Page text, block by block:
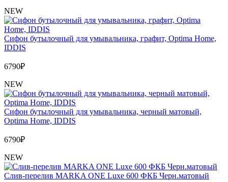
NEW
Сифон бутылочный для умывальника, графит, Optima Home,
IDDIS
6790₽
NEW
Сифон бутылочный для умывальника, черный матовый,
Optima Home, IDDIS
6790₽
NEW
Слив-перелив MARKA ONE Luxe 600 ФКБ Черн.матовый